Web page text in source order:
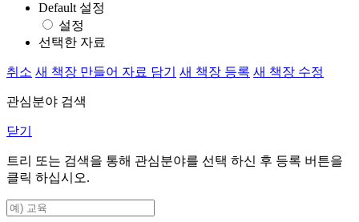
Default 설정
설정
선택한 자료
취소 새 책장 만들어 자료 담기 새 책장 등록 새 책장 수정
관심분야 검색
닫기
트리 또는 검색을 통해 관심분야를 선택 하신 후 등록 버튼을
클릭 하십시오.